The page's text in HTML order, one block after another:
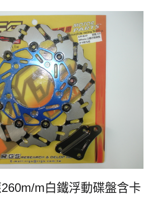
m白鐵浮動碟盤含卡